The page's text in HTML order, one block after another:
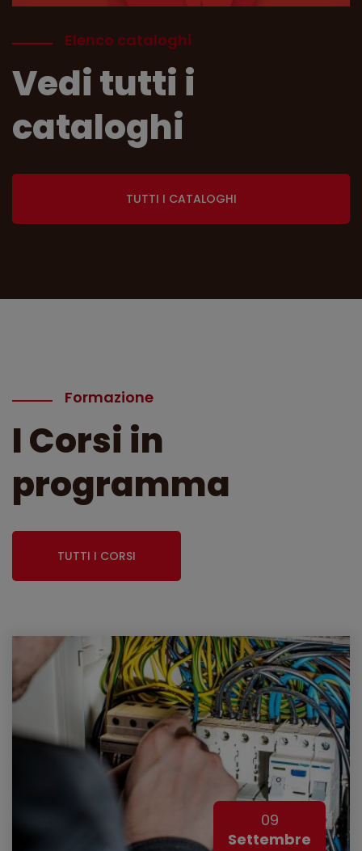
Elenco cataloghi
Vedi tutti i
cataloghi
TUTTI I CATALOGHI
Formazione
I Corsi in
programma
TUTTI I CORSI
09
Settembre